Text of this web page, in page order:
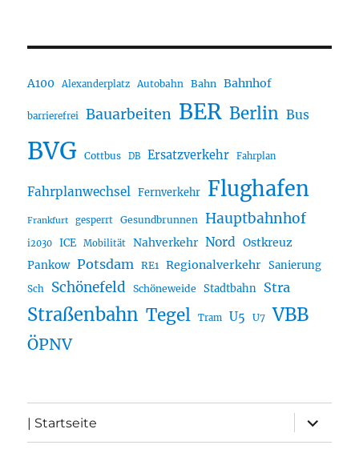
A100 Alexanderplatz Autobahn Bahn Bahnhof
barrierefrei Bauarbeiten BER Berlin Bus
BVG Cottbus DB Ersatzverkehr Fahrplan
Fahrplanwechsel Fernverkehr Flughafen
Frankfurt gesperrt Gesundbrunnen Hauptbahnhof
i2030 ICE Mobilität Nahverkehr Nord Ostkreuz
Pankow Potsdam RE1 Regionalverkehr Sanierung
Sch Schönefeld Schöneweide Stadtbahn Stra
Straßenbahn Tegel Tram U5 U7 VBB
ÖPNV
| Startseite
öffnen